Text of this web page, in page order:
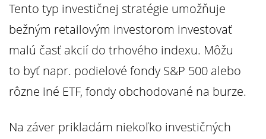
Tento typ investičnej stratégie umožňuje
bežným retailovým investorom investovať
malú časť akcií do trhového indexu. Môžu
to byť napr. podielové fondy S&P 500 alebo
rôzne iné ETF, fondy obchodované na burze.
Na záver prikladám niekoľko investičných